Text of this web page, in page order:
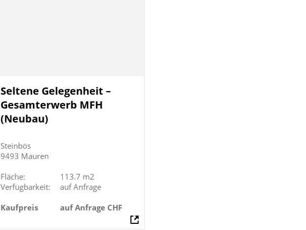
Seltene Gelegenheit –
Gesamterwerb MFH
(Neubau)
Steinbös
9493 Mauren
Fläche:
113.7 m2
Verfügbarkeit:
auf Anfrage
Kaufpreis
auf Anfrage CHF